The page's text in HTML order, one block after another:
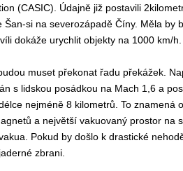
(CASIC). Údajně již postavili
Šan-si na severozápadě Číny. Měla by
dokáže urychlit objekty na 1000 km/h.
muset překonat řadu překážek.
s lidskou posádkou na Mach 1,6 a
nejméně 8 kilometrů. To znamená
a největší vakuovaný prostor na
Pokud by došlo k drastické
zbrani.